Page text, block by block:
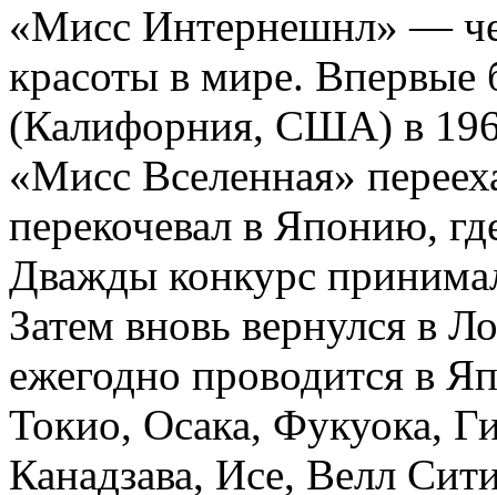
«Мисс Интернешнл» —
красоты в мире. Впервые
(Калифорния, США) в
«Мисс Вселенная»
перекочевал в Японию,
Дважды конкурс
Затем вновь вернулся в
ежегодно проводится в
Токио, Осака, Фукуока,
Канадзава, Исе, Велл